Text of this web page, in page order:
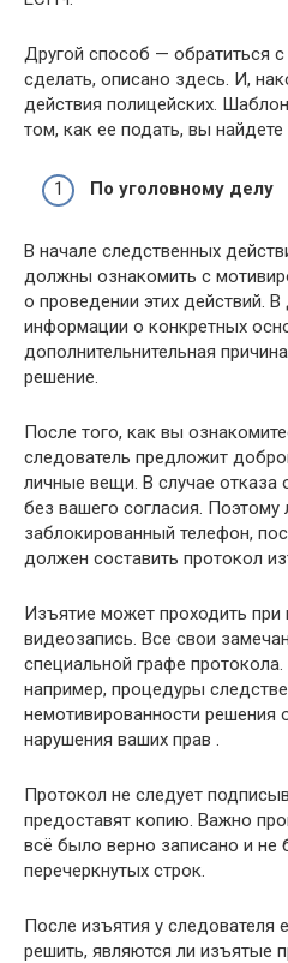
Другой способ — обратиться
сделать, описано здесь. И,
действия полицейских.
том, как ее подать, вы найдете
По уголовному делу
В начале следственных
должны ознакомить с
о проведении этих действий.
информации о конкретных
дополнительнительная
решение.
После того, как вы
следователь предложит
личные вещи. В случае отказа
без вашего согласия. Поэтому
заблокированный телефон,
должен составить протокол
Изъятие может проходить при
видеозапись. Все свои
специальной графе протокола.
например, процедуры
немотивированности решения
нарушения ваших прав .
Протокол не следует
предоставят копию. Важно
всё было верно записано и не
перечеркнутых строк.
После изъятия у следователя
решить, являются ли изъятые